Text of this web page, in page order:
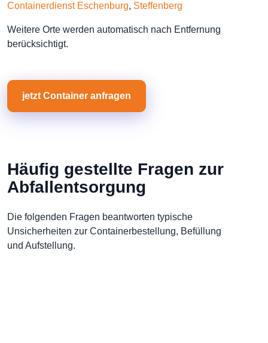
Containerdienst Eschenburg, Steffenberg
Weitere Orte werden automatisch nach Entfernung
berücksichtigt.
jetzt Container anfragen
Häufig gestellte Fragen zur
Abfallentsorgung
Die folgenden Fragen beantworten typische
Unsicherheiten zur Containerbestellung, Befüllung
und Aufstellung.